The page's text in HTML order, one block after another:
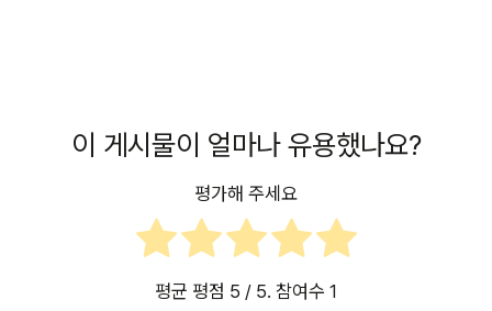
이 게시물이 얼마나 유용했나요?
평가해 주세요
평균 평점 5 / 5. 참여수 1